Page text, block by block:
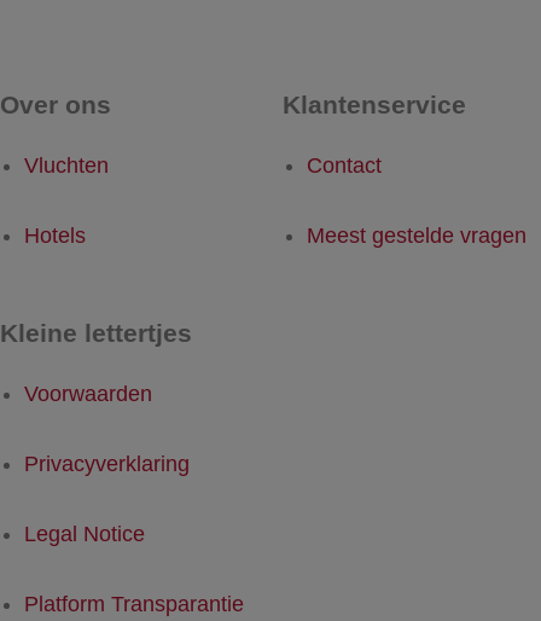
Over ons
Vluchten
Hotels
Klantenservice
Contact
Meest gestelde vragen
Kleine lettertjes
Voorwaarden
Privacyverklaring
Legal Notice
Platform Transparantie